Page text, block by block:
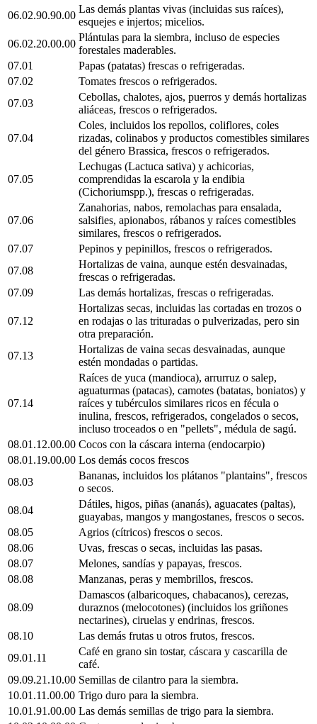
06.02.90.90.00
Las demás plantas vivas (incluidas sus raíces),
esquejes e injertos; micelios.
06.02.20.00.00
Plántulas para la siembra, incluso de especies
forestales maderables.
07.01
Papas (patatas) frescas o refrigeradas.
07.02
Tomates frescos o refrigerados.
07.03
Cebollas, chalotes, ajos, puerros y demás hortalizas
aliáceas, frescos o refrigerados.
07.04
Coles, incluidos los repollos, coliflores, coles
rizadas, colinabos y productos comestibles similares
del género Brassica, frescos o refrigerados.
07.05
Lechugas (Lactuca sativa) y achicorias,
comprendidas la escarola y la endibia
(Cichoriumspp.), frescas o refrigeradas.
07.06
Zanahorias, nabos, remolachas para ensalada,
salsifies, apionabos, rábanos y raíces comestibles
similares, frescos o refrigerados.
07.07
Pepinos y pepinillos, frescos o refrigerados.
07.08
Hortalizas de vaina, aunque estén desvainadas,
frescas o refrigeradas.
07.09
Las demás hortalizas, frescas o refrigeradas.
07.12
Hortalizas secas, incluidas las cortadas en trozos o
en rodajas o las trituradas o pulverizadas, pero sin
otra preparación.
07.13
Hortalizas de vaina secas desvainadas, aunque
estén mondadas o partidas.
07.14
Raíces de yuca (mandioca), arrurruz o salep,
aguaturmas (patacas), camotes (batatas, boniatos) y
raíces y tubérculos similares ricos en fécula o
inulina, frescos, refrigerados, congelados o secos,
incluso troceados o en "pellets", médula de sagú.
08.01.12.00.00 Cocos con la cáscara interna (endocarpio)
08.01.19.00.00 Los demás cocos frescos
08.03
Bananas, incluidos los plátanos "plantains", frescos
o secos.
08.04
Dátiles, higos, piñas (ananás), aguacates (paltas),
guayabas, mangos y mangostanes, frescos o secos.
08.05
Agrios (cítricos) frescos o secos.
08.06
Uvas, frescas o secas, incluidas las pasas.
08.07
Melones, sandías y papayas, frescos.
08.08
Manzanas, peras y membrillos, frescos.
08.09
Damascos (albaricoques, chabacanos), cerezas,
duraznos (melocotones) (incluidos los griñones
nectarines), ciruelas y endrinas, frescos.
08.10
Las demás frutas u otros frutos, frescos.
09.01.11
Café en grano sin tostar, cáscara y cascarilla de
café.
09.09.21.10.00 Semillas de cilantro para la siembra.
10.01.11.00.00 Trigo duro para la siembra.
10.01.91.00.00 Las demás semillas de trigo para la siembra.